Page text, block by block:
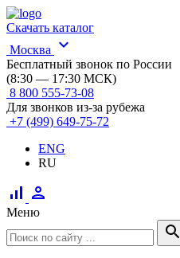
Скачать каталог
Москва
expand_more
Бесплатный звонок по России
(8:30 — 17:30 МСК)
8 800 555-73-08
Для звонков из-за рубежа
+7 (499) 649-75-72
ENG
RU
signal_cellular_alt person
Меню
search